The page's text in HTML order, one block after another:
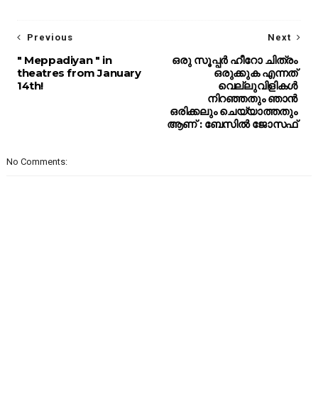
Next
ഒരു സൂപ്പർ ഹീറോ ചിത്രം
ഒരുക്കുക എന്നത്
വെല്ലുവിളികൾ
നിറഞ്ഞതും ഞാൻ
ഒരിക്കലും ചെയ്യാത്തതും
ആണ് : ബേസിൽ ജോസഫ്
Previous
" Meppadiyan " in
theatres from January
14th!
No Comments: